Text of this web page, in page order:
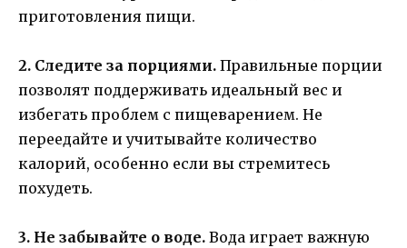
приготовления пищи.
2. Следите за порциями. Правильные порции
позволят поддерживать идеальный вес и
избегать проблем с пищеварением. Не
переедайте и учитывайте количество
калорий, особенно если вы стремитесь
похудеть.
3. Не забывайте о воде. Вода играет важную